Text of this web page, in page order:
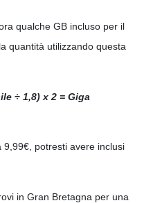
qualche GB incluso per il
quantità utilizzando questa
÷ 1,8) x 2 = Giga
potresti avere inclusi
in Gran Bretagna per una